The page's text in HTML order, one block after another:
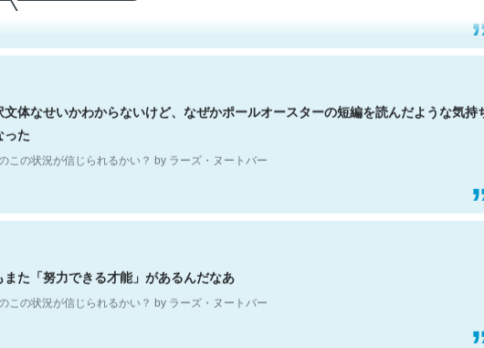
文体なせいかわからないけど、なぜかポールオースターの短編を読んだような気持ち
った
この状況が信じられるかい？ by ラーズ・ヌートバー
また「努力できる才能」があるんだなあ
この状況が信じられるかい？ by ラーズ・ヌートバー